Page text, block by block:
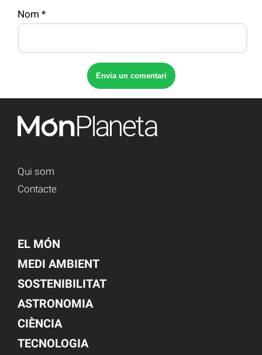
Nom *
Qui som
Contacte
EL MÓN
MEDI AMBIENT
SOSTENIBILITAT
ASTRONOMIA
CIÈNCIA
TECNOLOGIA